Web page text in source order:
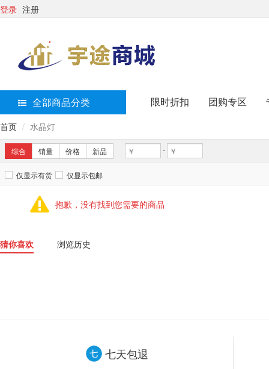
登录 注册
全部商品分类 限时折扣 团购专区
首页 水晶灯
综合 销量 价格 新品 -
仅显示有货 仅显示包邮
抱歉，没有找到您需要的商品
猜你喜欢 浏览历史
七天包退